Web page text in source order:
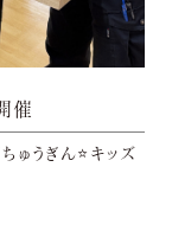
催
ゅうぎん⭐キッズ